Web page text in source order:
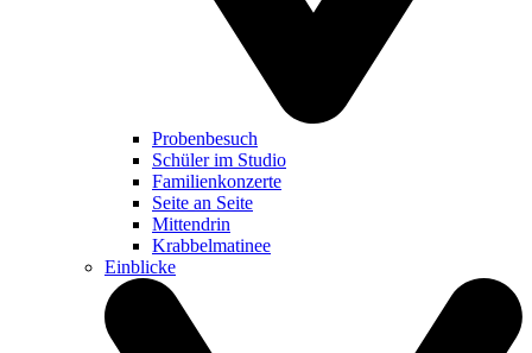
Probenbesuch
Schüler im Studio
Familienkonzerte
Seite an Seite
Mittendrin
Krabbelmatinee
Einblicke